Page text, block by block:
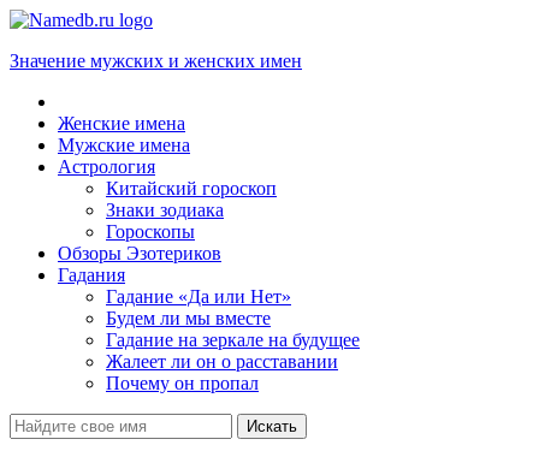
Значение мужских и женских имен
Женские имена
Мужские имена
Астрология
Китайский гороскоп
Знаки зодиака
Гороскопы
Обзоры Эзотериков
Гадания
Гадание «Да или Нет»
Будем ли мы вместе
Гадание на зеркале на будущее
Жалеет ли он о расставании
Почему он пропал